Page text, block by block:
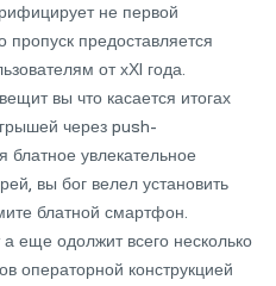
не первой
пропуск предоставляется
от хХI года.
вы что касается итогах
через push-
увлекательное
вы бог велел установить
блатной смартфон.
а еще одолжит всего несколько
операторной конструкцией